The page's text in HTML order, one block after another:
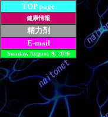
TOP page
健康情報
精力剤
E-mail
Sunday, August, 9, 2026